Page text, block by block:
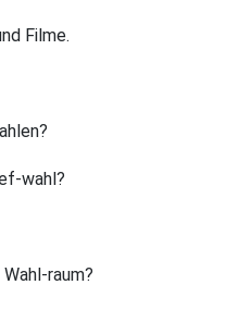
Filme.
wahl?
raum?